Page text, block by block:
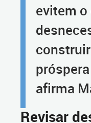
evitem
afirma
Revisar